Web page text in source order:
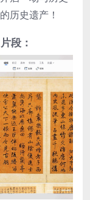
历史遗产！
段：